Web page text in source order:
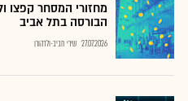
מחזורי המסחר קפצו
הבורסה בתל אביב
27.07.2026 שירי חביב-ולדהורן